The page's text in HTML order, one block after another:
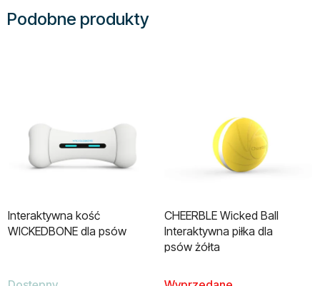
Podobne produkty
Interaktywna kość
WICKEDBONE dla psów
CHEERBLE Wicked Ball
Interaktywna piłka dla
psów żółta